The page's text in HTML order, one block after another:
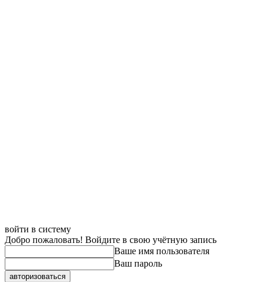
войти в систему
Добро пожаловать! Войдите в свою учётную запись
Ваше имя пользователя
Ваш пароль